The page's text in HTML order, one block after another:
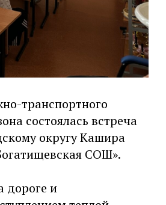
транспортного
состоялась встреча
округу Кашира
СОШ».
дороге и